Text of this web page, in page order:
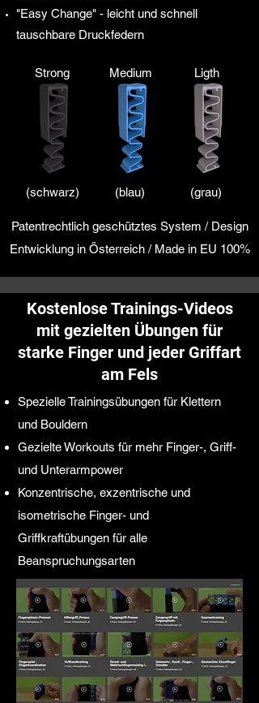
"Easy Change" - leicht und schnell
tauschbare Druckfedern
Strong Medium Ligth
(schwarz) (blau) (grau)
Patentrechtlich geschütztes System / Design
Entwicklung in Österreich / Made in EU 100%
Kostenlose Trainings-Videos
mit gezielten Übungen für
starke Finger und jeder Griffart
am Fels
​SpezielleTrainingsübungen für Klettern
und Bouldern
Gezielte Workouts für mehr Finger-, Griff-
und Unterarmpower
Konzentrische, exzentrische und
isometrische Finger- und
Griffkraftübungen für alle
Beanspruchungsarten